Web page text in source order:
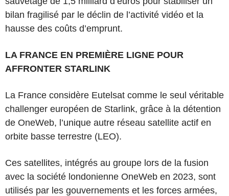
bilan fragilisé par le déclin de l’activité vidéo et la
hausse des coûts d’emprunt.
LA FRANCE EN PREMIÈRE LIGNE POUR
AFFRONTER STARLINK
La France considère Eutelsat comme le seul véritable
challenger européen de Starlink, grâce à la détention
de OneWeb, l’unique autre réseau satellite actif en
orbite basse terrestre (LEO).
Ces satellites, intégrés au groupe lors de la fusion
avec la société londonienne OneWeb en 2023, sont
utilisés par les gouvernements et les forces armées,